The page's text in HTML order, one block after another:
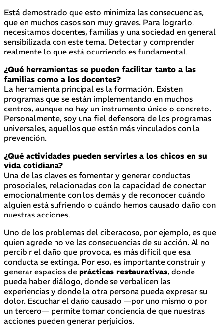
Está demostrado que esto minimiza las consecuencias,
que en muchos casos son muy graves. Para lograrlo,
necesitamos docentes, familias y una sociedad en general
sensibilizada con este tema. Detectar y comprender
realmente lo que está ocurriendo es fundamental.
¿Qué herramientas se pueden facilitar tanto a las
familias como a los docentes?
La herramienta principal es la formación. Existen
programas que se están implementando en muchos
centros, aunque no hay un instrumento único o concreto.
Personalmente, soy una fiel defensora de los programas
universales, aquellos que están más vinculados con la
prevención.
¿Qué actividades pueden servirles a los chicos en su
vida cotidiana?
Una de las claves es fomentar y generar conductas
prosociales, relacionadas con la capacidad de conectar
emocionalmente con los demás y de reconocer cuándo
alguien está sufriendo o cuándo hemos causado daño con
nuestras acciones.
Uno de los problemas del ciberacoso, por ejemplo, es que
quien agrede no ve las consecuencias de su acción. Al no
percibir el daño que provoca, es más difícil que esa
conducta se extinga. Por eso, es importante construir y
generar espacios de prácticas restaurativas, donde
pueda haber diálogo, donde se verbalicen las
experiencias y donde la otra persona pueda expresar su
dolor. Escuchar el daño causado —por uno mismo o por
un tercero— permite tomar conciencia de que nuestras
acciones pueden generar perjuicios.